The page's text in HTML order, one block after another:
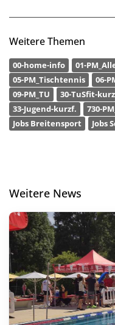
Weitere Themen
00-home-info 01-
05-PM_Tischtennis
06-
09-PM_TU
30-TuSfit-
33-Jugend-kurzf.
730-
Jobs Breitensport
Jobs
Weitere News